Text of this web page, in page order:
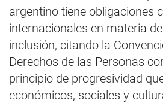
argentino tiene obligaciones
internacionales en materia
inclusión, citando la
Derechos de las Personas
principio de progresividad
económicos, sociales y